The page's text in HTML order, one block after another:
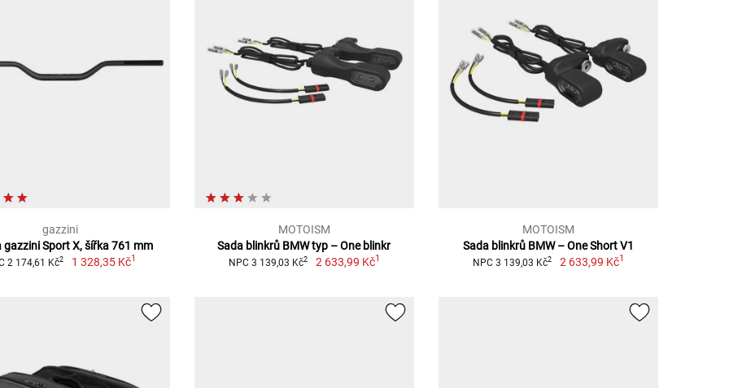
gazzini
gazzini Sport X, šířka 761 mm
2 174,61 Kč2 1 328,35 Kč1
MOTOISM
Sada blinkrů BMW typ – One blinkr
NPC 3 139,03 Kč2 2 633,99 Kč1
MOTOISM
Sada blinkrů BMW – One Short V1
NPC 3 139,03 Kč2 2 633,99 Kč1